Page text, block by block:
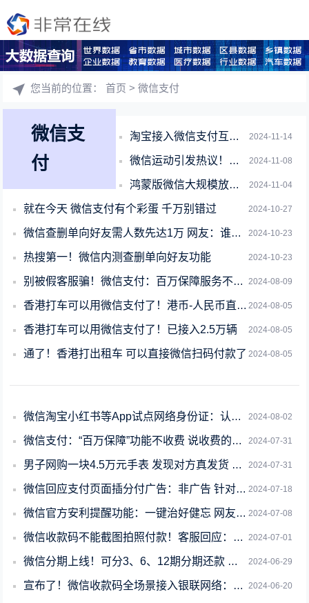
您当前的位置：首页 > 微信支付
微信支
付
2024-11-14
淘宝接入微信支付互联互通！腾讯：做了很多努力 效果非常满意
2024-11-08
微信运动引发热议！有网友称微信运动是一个很私密的东西
2024-11-04
鸿蒙版微信大规模放量：功能基本都有了 体验趋近完美
2024-10-27
就在今天 微信支付有个彩蛋 千万别错过
2024-10-23
微信查删单向好友需人数先达1万 网友：谁会有1万个微信好友
2024-10-23
热搜第一！微信内测查删单向好友功能
2024-08-09
别被假客服骗！微信支付：百万保障服务不收费
2024-08-05
香港打车可以用微信支付了！港币-人民币直接结算
2024-08-05
香港打车可以用微信支付了！已接入2.5万辆
2024-08-05
通了！香港打出租车 可以直接微信扫码付款了
2024-08-02
微信淘宝小红书等App试点网络身份证：认证后不再输入姓名、身份证号
2024-07-31
微信支付：“百万保障”功能不收费 说收费的都是诈骗！
2024-07-31
男子网购一块4.5万元手表 发现对方真发货 连忙报警
2024-07-18
微信回应支付页面插分付广告：非广告 针对部分用户开放
2024-07-08
微信官方安利提醒功能：一键治好健忘 网友赞“比闹钟管用”
2024-07-01
微信收款码不能截图拍照付款！客服回应：建议保存后使用
2024-06-29
微信分期上线！可分3、6、12期分期还款 消费500元以上可用
2024-06-20
宣布了！微信收款码全场景接入银联网络：今后更方便了